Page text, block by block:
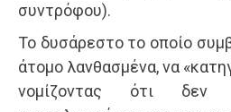
συντρόφου).
Το δυσάρεστο το οποίο
άτομο λανθασμένα, να
νομίζοντας ότι δεν